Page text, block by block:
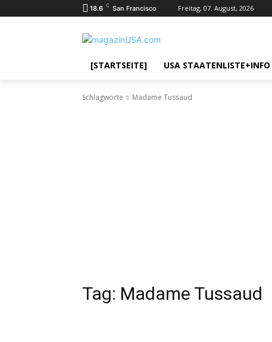
18.6 C San Francisco Freitag, 07. August, 2026
[STARTSEITE] USA STAATENLISTE+INFO
Schlagworte Madame Tussaud
Tag: Madame Tussaud